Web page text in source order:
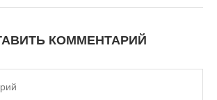
КОММЕНТАРИЙ